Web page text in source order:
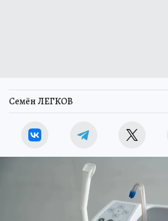
Семён ЛЕГКОВ